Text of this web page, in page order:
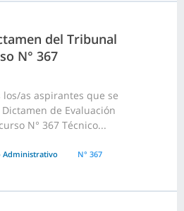
del Tribunal
N° 367
as aspirantes que se
de Evaluación
N° 367 Técnico...
Administrativo N° 367